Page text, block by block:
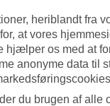
heriblandt fra
at vores
hjælper os med at
anonyme data til
du brugen af alle